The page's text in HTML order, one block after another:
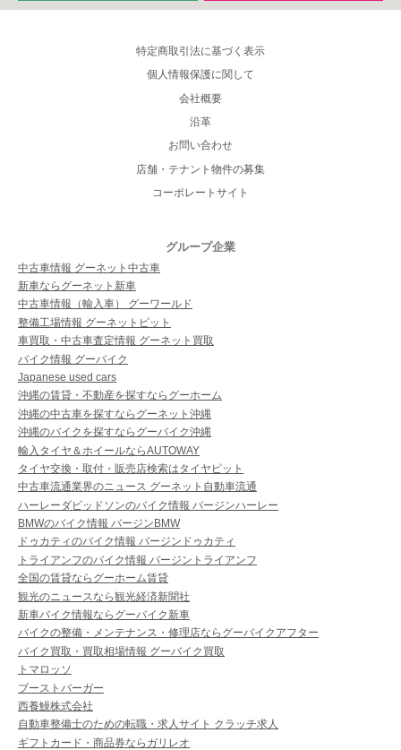
特定商取引法に基づく表示
個人情報保護に関して
会社概要
沿革
お問い合わせ
店舗・テナント物件の募集
コーポレートサイト
グループ企業
中古車情報 グーネット中古車
新車ならグーネット新車
中古車情報（輸入車） グーワールド
整備工場情報 グーネットピット
車買取・中古車査定情報 グーネット買取
バイク情報 グーバイク
Japanese used cars
沖縄の賃貸・不動産を探すならグーホーム
沖縄の中古車を探すならグーネット沖縄
沖縄のバイクを探すならグーバイク沖縄
輸入タイヤ＆ホイールならAUTOWAY
タイヤ交換・取付・販売店検索はタイヤピット
中古車流通業界のニュース グーネット自動車流通
ハーレーダビッドソンのバイク情報 バージンハーレー
BMWのバイク情報 バージンBMW
ドゥカティのバイク情報 バージンドゥカティ
トライアンフのバイク情報 バージントライアンフ
全国の賃貸ならグーホーム賃貸
観光のニュースなら観光経済新聞社
新車バイク情報ならグーバイク新車
バイクの整備・メンテナンス・修理店ならグーバイクアフター
バイク買取・買取相場情報 グーバイク買取
トマロッソ
ブーストバーガー
西養鰻株式会社
自動車整備士のための転職・求人サイト クラッチ求人
ギフトカード・商品券ならガリレオ